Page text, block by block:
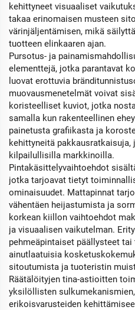
kehittyneet visuaaliset
takaa erinomaisen musteen
värinjäljentämisen, mikä
tuotteen elinkaaren ajan.
Pursotus- ja
elementtejä, jotka parantavat
luovat erottuvia
muovausmenetelmät voivat
koristeelliset kuviot, jotka
samalla kun rakenteellinen
painetusta grafiikasta ja
kehittyneitä
kilpailullisilla markkinoilla.
Pintakäsittelyvaihtoehdot
jotka tarjoavat tietyt
ominaisuudet. Mattapinnat
vähentäen heijastumista ja
korkean kiillon vaihtoehdot
ja visuaalisen vaikutelman.
pehmeäpintaiset päällysteet
ainutlaatuisia
sitoutumista ja tuoteristin
Räätälöityjen tina-astioitten
yksilöllisten
erikoisvarusteiden